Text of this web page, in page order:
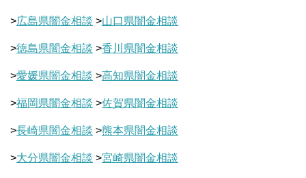
>広島県闇金相談 >山口県闇金相談
>徳島県闇金相談 >香川県闇金相談
>愛媛県闇金相談 >高知県闇金相談
>福岡県闇金相談 >佐賀県闇金相談
>長崎県闇金相談 >熊本県闇金相談
>大分県闇金相談 >宮崎県闇金相談